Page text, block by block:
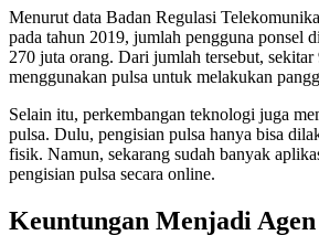
Menurut data Badan Regulasi
pada tahun 2019, jumlah pengguna ponsel
270 juta orang. Dari jumlah tersebut, sekitar
menggunakan pulsa untuk melakukan
Selain itu, perkembangan teknologi juga
pulsa. Dulu, pengisian pulsa hanya bisa
fisik. Namun, sekarang sudah banyak
pengisian pulsa secara online.
Keuntungan Menjadi